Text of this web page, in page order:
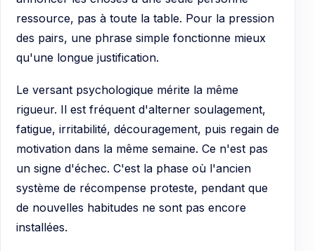
ressource, pas à toute la table. Pour la pression
des pairs, une phrase simple fonctionne mieux
qu'une longue justification.
Le versant psychologique mérite la même
rigueur. Il est fréquent d'alterner soulagement,
fatigue, irritabilité, découragement, puis regain de
motivation dans la même semaine. Ce n'est pas
un signe d'échec. C'est la phase où l'ancien
système de récompense proteste, pendant que
de nouvelles habitudes ne sont pas encore
installées.